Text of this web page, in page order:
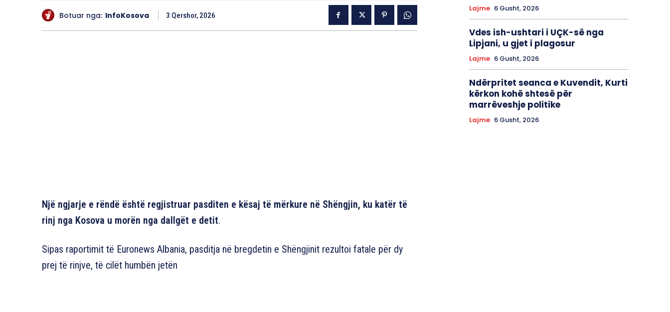
Botuar nga: InfoKosova 3 Qershor, 2026
Një ngjarje e rëndë është regjistruar pasditen e kësaj të mërkure në Shëngjin, ku katër të
rinj nga Kosova u morën nga dallgët e detit.
Sipas raportimit të Euronews Albania, pasditja në bregdetin e Shëngjinit rezultoi fatale për dy
prej të rinjve, të cilët humbën jetën
Lajme 6 Gusht, 2026
Vdes ish-ushtari i UÇK-së nga
Lipjani, u gjet i plagosur
Lajme 6 Gusht, 2026
Ndërpritet seanca e Kuvendit, Kurti
kërkon kohë shtesë për
marrëveshje politike
Lajme 6 Gusht, 2026